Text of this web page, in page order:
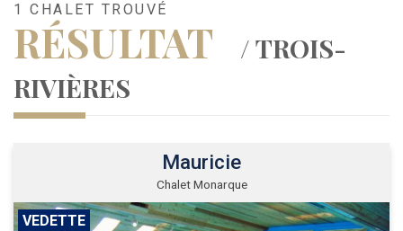
1 CHALET TROUVÉ
RÉSULTAT
/ TROIS-
RIVIÈRES
Mauricie
Chalet Monarque
VEDETTE